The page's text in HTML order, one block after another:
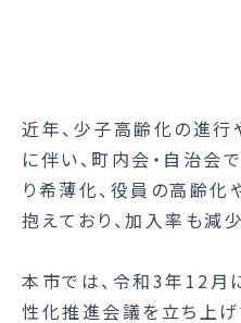
近年、少子高齢化の進行
に伴い、町内会・自治会
り希薄化、役員の高齢
抱えており、加入率も減
本市では、令和3年12月
性化推進会議を立ち上